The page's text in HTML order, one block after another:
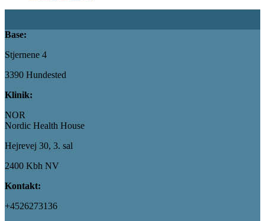
Base:
Stjernene 4
3390 Hundested
Klinik:
NOR
Nordic Health House
Hejrevej 30, 3. sal
2400 Kbh NV
Kontakt:
+4526273136